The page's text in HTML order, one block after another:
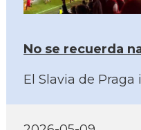
No se recuerda
El Slavia de